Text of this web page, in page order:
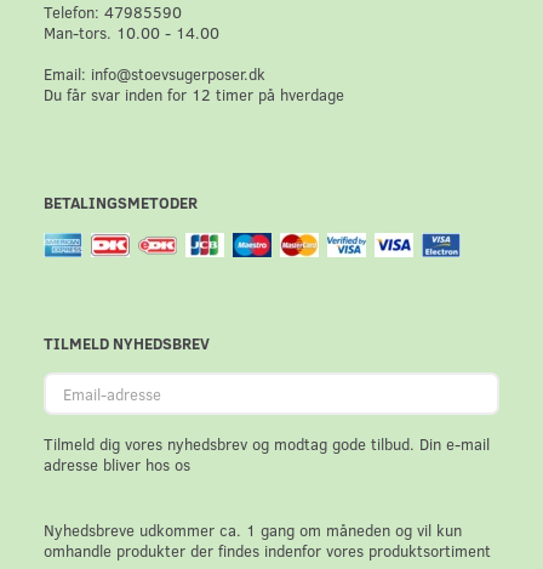
Telefon: 47985590
Man-tors. 10.00 - 14.00
Email: info@stoevsugerposer.dk
Du får svar inden for 12 timer på hverdage
BETALINGSMETODER
TILMELD NYHEDSBREV
Email-
adresse
Tilmeld dig vores nyhedsbrev og modtag gode tilbud. Din e-mail
adresse bliver hos os
Nyhedsbreve udkommer ca. 1 gang om måneden og vil kun
omhandle produkter der findes indenfor vores produktsortiment